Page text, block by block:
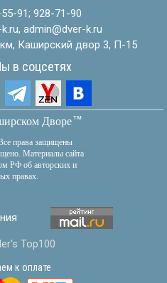
91; 928-71-90
admin@dver-k.ru
Каширский двор 3, П-15
в соцсетях
Дворетм
права защищены
Материалы сайта
РФ об авторских и
правах.
к оплате